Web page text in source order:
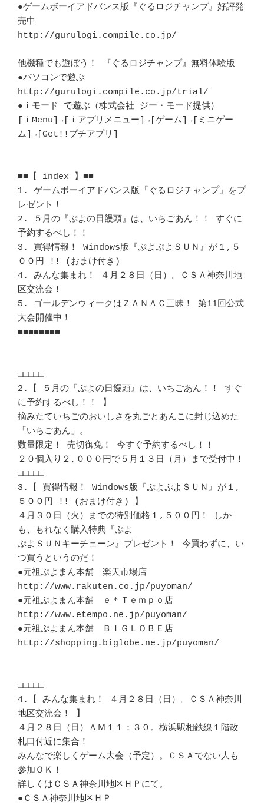
●ゲームボーイアドバンス版『ぐるロジチャンプ』好評発
売中
http://gurulogi.compile.co.jp/
他機種でも遊ぼう！ 『ぐるロジチャンプ』無料体験版
●パソコンで遊ぶ
http://gurulogi.compile.co.jp/trial/
●ｉモード で遊ぶ（株式会社 ジー・モード提供）
[ｉMenu]→[ｉアプリメニュー]→[ゲーム]→[ミニゲー
ム]→[Get!!プチアプリ]
■■【 index 】■■
1. ゲームボーイアドバンス版『ぐるロジチャンプ』をプ
レゼント！
2. ５月の『ぷよの日饅頭』は、いちごあん！！ すぐに
予約するべし！！
3. 買得情報！ Windows版『ぷよぷよＳＵＮ』が１,５
００円 !! (おまけ付き)
4. みんな集まれ！ ４月２８日（日）。ＣＳＡ神奈川地
区交流会！
5. ゴールデンウィークはＺＡＮＡＣ三昧！ 第11回公式
大会開催中！
■■■■■■■■
□□□□□
2.【 ５月の『ぷよの日饅頭』は、いちごあん！！ すぐ
に予約するべし！！ 】
摘みたていちごのおいしさを丸ごとあんこに封じ込めた
「いちごあん」。
数量限定！ 売切御免！ 今すぐ予約するべし！！
２０個入り２,０００円で５月１３日（月）まで受付中！
□□□□□
3.【 買得情報！ Windows版『ぷよぷよＳＵＮ』が１,
５００円 !! (おまけ付き) 】
４月３０日（火）までの特別価格１,５００円！ しか
も、もれなく購入特典『ぷよ
ぷよＳＵＮキーチェーン』プレゼント！ 今買わずに、い
つ買うというのだ！
●元祖ぷよまん本舗　楽天市場店
http://www.rakuten.co.jp/puyoman/
●元祖ぷよまん本舗　ｅ＊Ｔｅｍｐｏ店
http://www.etempo.ne.jp/puyoman/
●元祖ぷよまん本舗　ＢＩＧＬＯＢＥ店
http://shopping.biglobe.ne.jp/puyoman/
□□□□□
4.【 みんな集まれ！ ４月２８日（日）。ＣＳＡ神奈川
地区交流会！ 】
４月２８日（日）ＡＭ１１：３０。横浜駅相鉄線１階改
札口付近に集合！
みんなで楽しくゲーム大会（予定）。ＣＳＡでない人も
参加ＯＫ！
詳しくはＣＳＡ神奈川地区ＨＰにて。
●ＣＳＡ神奈川地区ＨＰ